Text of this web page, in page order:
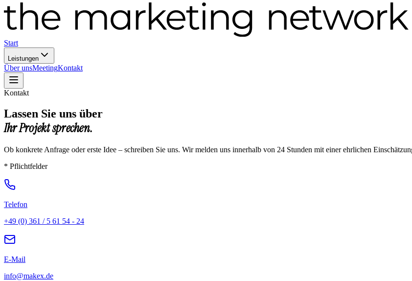
Start
Leistungen
Über unsMeetingKontakt
Kontakt
Lassen Sie uns über
Ihr Projekt sprechen.
Ob konkrete Anfrage oder erste Idee – schreiben Sie uns. Wir melden uns innerhalb von 24 Stunden mit einer ehrlichen
* Pflichtfelder
Telefon
+49 (0) 361 / 5 61 54 - 24
E-Mail
info@makex.de